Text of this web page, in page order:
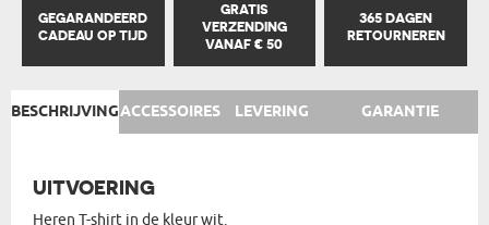
GEGARANDEERD
CADEAU OP TIJD
GRATIS
VERZENDING
VANAF € 50
365 DAGEN
RETOURNEREN
BESCHRIJVINGACCESSOIRES LEVERING GARANTIE
UITVOERING
Heren T-shirt in de kleur wit.